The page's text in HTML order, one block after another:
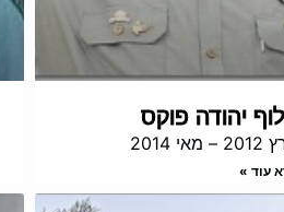
יהודה פוקס
2014
עוד »